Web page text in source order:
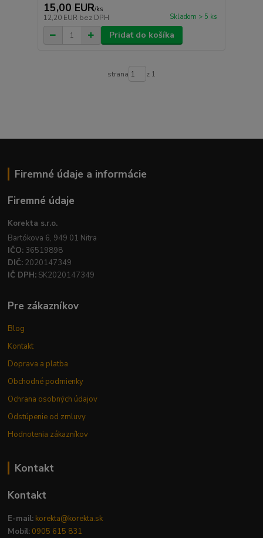
15,00 EUR/ks
12,20 EUR bez DPH Skladom > 5 ks
Pridať do košíka
strana z 1
Firemné údaje a informácie
Firemné údaje
Korekta s.r.o.
Bartókova 6, 949 01 Nitra
IČO: 36519898
DIČ: 2020147349
IČ DPH: SK2020147349
Pre zákazníkov
Blog
Kontakt
Doprava a platba
Obchodné podmienky
Ochrana osobných údajov
Odstúpenie od zmluvy
Hodnotenia zákazníkov
Kontakt
Kontakt
E-mail: korekta@korekta.sk
Mobil: 0905 615 831